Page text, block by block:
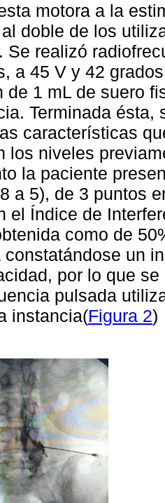
motora a la
doble de los
Se realizó
a 45 V y 42
de 1 mL de suero
Terminada
características
los niveles
la paciente
a 5), de 3 puntos
el Índice de
como de
constatándose un
por lo que
pulsada
instancia(Figura 2)